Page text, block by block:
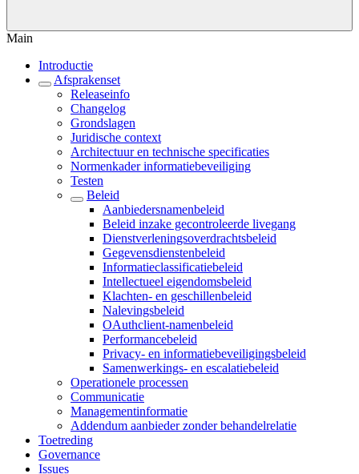
Main
Introductie
Afsprakenset
Releaseinfo
Changelog
Grondslagen
Juridische context
Architectuur en technische specificaties
Normenkader informatiebeveiliging
Testen
Beleid
Aanbiedersnamenbeleid
Beleid inzake gecontroleerde livegang
Dienstverleningsoverdrachtsbeleid
Gegevensdienstenbeleid
Informatieclassificatiebeleid
Intellectueel eigendomsbeleid
Klachten- en geschillenbeleid
Nalevingsbeleid
OAuthclient-namenbeleid
Performancebeleid
Privacy- en informatiebeveiligingsbeleid
Samenwerkings- en escalatiebeleid
Operationele processen
Communicatie
Managementinformatie
Addendum aanbieder zonder behandelrelatie
Toetreding
Governance
Issues